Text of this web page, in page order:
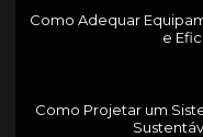
Como Adequar
e
Como Projetar um